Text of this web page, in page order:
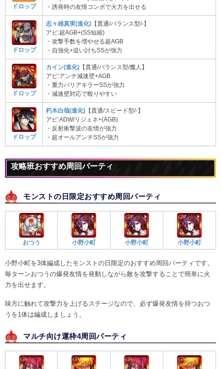
ドロップ
・誘発時の友情コンボで火力を出せる
ドロップ
志々雄真実(進化) 【貫通/バランス型/-】
アビ:超AGB+(SS短縮)
・攻撃手数を増やせる超AGB
・自強化+追い討ちSSが強力
ドロップ
カイン(進化) 【貫通/バランス型/魔人】
アビ:アンチ減速壁+AGB
・重力バリアキラーSSが強力
・減速壁対応で殴りやすい
ドロップ
朽木白哉(進化) 【貫通/スピード型/-】
アビ:ADW/リジェネ+(AGB)
・反射衝撃波の友情が強力
・超オールアンチSSが強力
攻略班おすすめ周回パーティ
モンストの日限定おすすめ周回パーティ
おつう 小野小町 小野小町 小野小町
小野小町を3体編成したモンストの日限定のおすすめ周回パーティです。
毎ターンおつうの爆発友情を発動しながら敵を攻撃することで簡単に火
力を出せます。
味方に触れて攻撃力を上げるステージなので、必ず爆発友情を持つおつ
うを1体は編成しましょう。
マルチ向け運枠4周回パーティ